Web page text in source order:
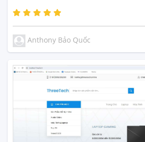
Anthony Bảo Quốc